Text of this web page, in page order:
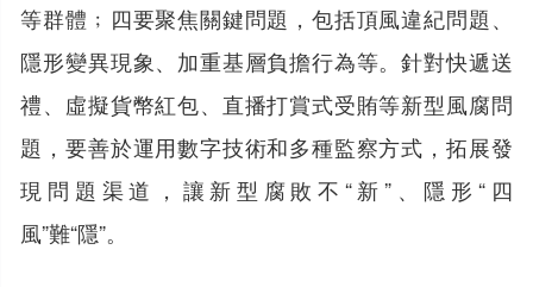
等群體﹔四要聚焦關鍵問題，包括頂風違紀問題、
隱形變異現象、加重基層負擔行為等。針對快遞送
禮、虛擬貨幣紅包、直播打賞式受賄等新型風腐問
題，要善於運用數字技術和多種監察方式，拓展發
現問題渠道，讓新型腐敗不“新”、隱形“四
風”難“隱”。